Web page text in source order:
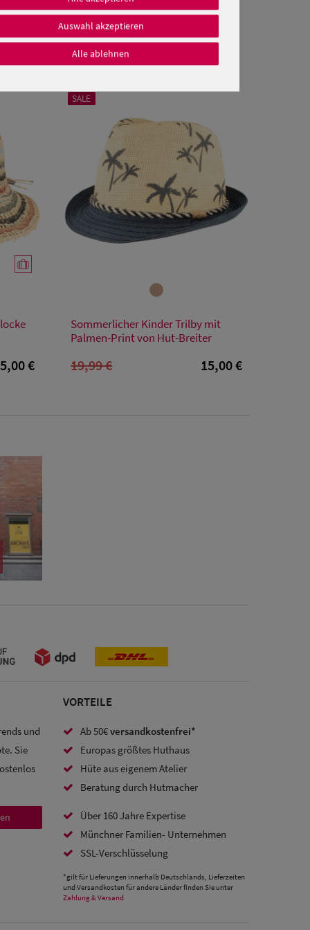
€
SALE
52
Sommerlicher Kinder Trilby mit
Palmen-Print von Hut-Breiter
19,99 € 15,00 €
und
Sie
VORTEILE
Ab 50€versandkostenfrei*
Europas größtes Huthaus
Hüte aus eigenem Atelier
Beratung durch Hutmacher
Über 160 Jahre Expertise
Münchner Familien- Unternehmen
SSL-Verschlüsselung
*gilt für Lieferungen innerhalb Deutschlands, Lieferzeiten
und Versandkosten für andere Länder finden Sie unter
Zahlung & Versand
Auswahl akzeptieren
Alle ablehnen